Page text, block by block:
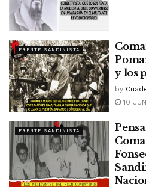
FRENTE SANDINISTA
y los
by
10
FRENTE SANDINISTA